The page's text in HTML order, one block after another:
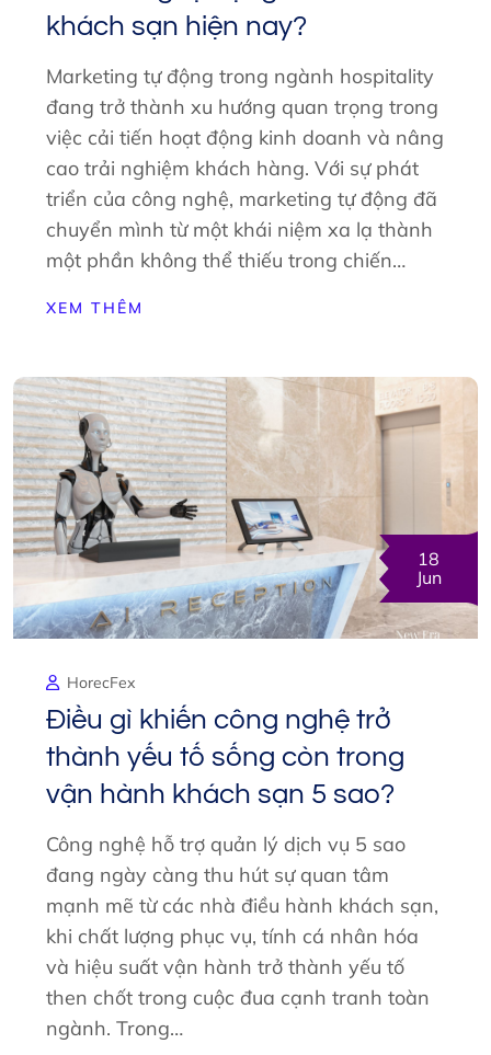
khách sạn hiện nay?
Marketing tự động trong ngành hospitality
đang trở thành xu hướng quan trọng trong
việc cải tiến hoạt động kinh doanh và nâng
cao trải nghiệm khách hàng. Với sự phát
triển của công nghệ, marketing tự động đã
chuyển mình từ một khái niệm xa lạ thành
một phần không thể thiếu trong chiến…
XEM THÊM
18
Jun
HorecFex
Điều gì khiến công nghệ trở
thành yếu tố sống còn trong
vận hành khách sạn 5 sao?
Công nghệ hỗ trợ quản lý dịch vụ 5 sao
đang ngày càng thu hút sự quan tâm
mạnh mẽ từ các nhà điều hành khách sạn,
khi chất lượng phục vụ, tính cá nhân hóa
và hiệu suất vận hành trở thành yếu tố
then chốt trong cuộc đua cạnh tranh toàn
ngành. Trong…